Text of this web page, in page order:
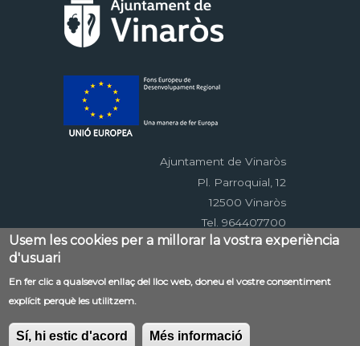
Ajuntament de Vinaròs
Pl. Parroquial, 12
12500 Vinaròs
Tel. 964407700
Menú
al
pie
Contacte Avís legal
Mapa web
Accessibilitat
EDUSI
Usem les cookies per a millorar la vostra experiència
d'usuari
En fer clic a qualsevol enllaç del lloc web, doneu el vostre consentiment
explícit perquè les utilitzem.
Sí, hi estic d'acord Més informació